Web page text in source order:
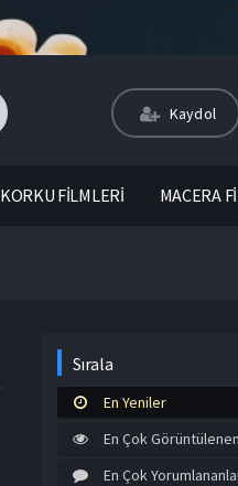
Kaydol
KORKU FİLMLERİ MACERA
Sırala
En Yeniler
En Çok
En Çok